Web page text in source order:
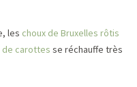
les choux de Bruxelles rôtis
de carottes se réchauffe très